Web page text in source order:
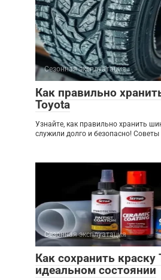
Сезонная эксплуатация
Как правильно
Toyota
Узнайте, как правильно хранить
служили долго и безопасно! Советы
Сезонная эксплуатация
Как сохранить краску
идеальном состоянии